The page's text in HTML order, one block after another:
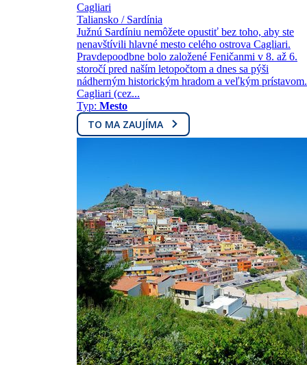
Cagliari
Taliansko / Sardínia
Južnú Sardíniu nemôžete opustiť bez toho, aby ste
nenavštívili hlavné mesto celého ostrova Cagliari.
Pravdepoodbne bolo založené Feničanmi v 8. až 6.
storočí pred naším letopočtom a dnes sa pýši
nádherným historickým hradom a veľkým prístavom.
Cagliari (cez...
Typ: Mesto
TO MA ZAUJÍMA